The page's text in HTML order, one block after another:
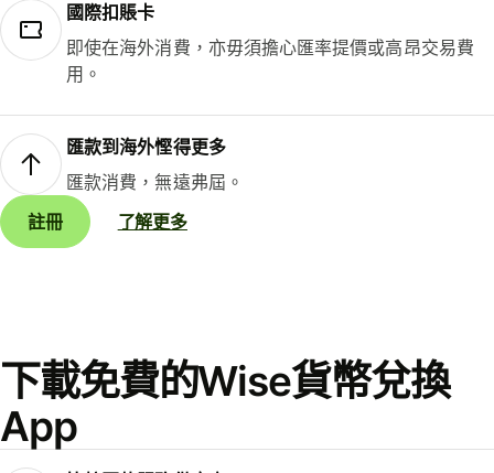
國際扣賬卡
即使在海外消費，亦毋須擔心匯率提價或高昂交易費
用。
匯款到海外慳得更多
匯款消費，無遠弗屆。
註冊
了解更多
下載免費的Wise貨幣兌換
App